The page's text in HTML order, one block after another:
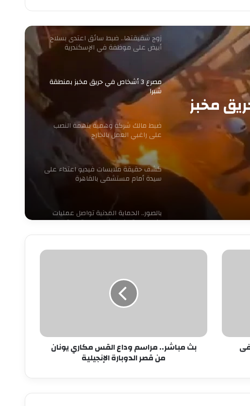
مخبز
زوج شقيقتها.. ضبط سائق اعتدى بسلاح
أبيض على موظفة في الإسكندرية
مصرع 3 أشخاص في حريق مخبز بمنطقة
شبرا
ضبط مالك شركة وهمية بتهمة النصب
على راغبي العمل بالخارج
كشف حقيقة ملابسات فيديو اعتداء على
سيدة أمام مستشفى بالقاهرة
بالصور.. الحماية المدنية تواصل عمليات
إخماد حريق كورنيش مصر القديمة
كشف ملابسات ادعاء شخص باختطافه من
حبس لصوص الموبايلات في القاهرة
12 نوفمبر.. الحكم على مستريح الأدوات
بث
قصر
الدوبارةبث مباشر.. مراسم وداع القس مكاري يونان
من قصر الدوبارة الإنجيلية